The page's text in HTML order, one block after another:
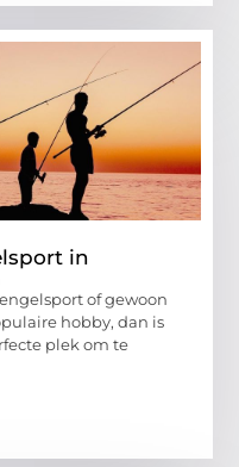
in
of gewoon
hobby, dan is
plek om te